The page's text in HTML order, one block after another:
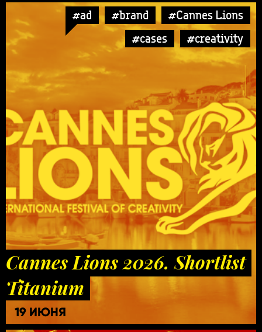
#ad #brand
#Cannes Lions
#cases
#creativity
Cannes Lions 2026. Shortlist
Titanium
19 ИЮНЯ